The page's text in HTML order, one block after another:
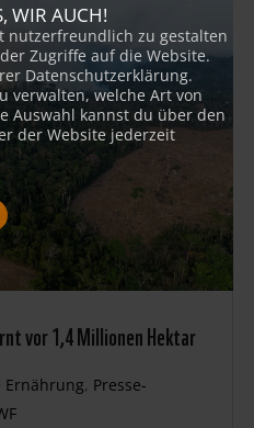
vor 1,4 Millionen Hektar
Ernährung, Presse-
WIR AUCH!
nutzerfreundlich zu gestalten
Zugriffe auf die Website.
Datenschutzerklärung.
verwalten, welche Art von
Auswahl kannst du über den
der Website jederzeit